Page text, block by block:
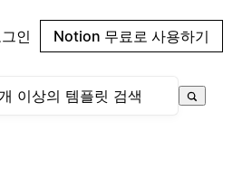
인 Notion 무료로 사용하기